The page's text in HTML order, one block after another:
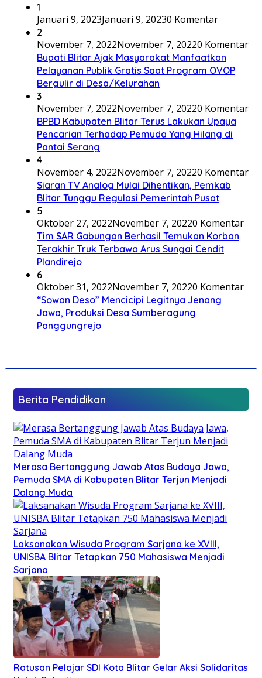
1
Januari 9, 2023Januari 9, 20230 Komentar
2
November 7, 2022November 7, 20220 Komentar
Bupati Blitar Ajak Masyarakat Manfaatkan
Pelayanan Publik Gratis Saat Program OVOP
Bergulir di Desa/Kelurahan
3
November 7, 2022November 7, 20220 Komentar
BPBD Kabupaten Blitar Terus Lakukan Upaya
Pencarian Terhadap Pemuda Yang Hilang di
Pantai Serang
4
November 4, 2022November 7, 20220 Komentar
Siaran TV Analog Mulai Dihentikan, Pemkab
Blitar Tunggu Regulasi Pemerintah Pusat
5
Oktober 27, 2022November 7, 20220 Komentar
Tim SAR Gabungan Berhasil Temukan Korban
Terakhir Truk Terbawa Arus Sungai Cendit
Plandirejo
6
Oktober 31, 2022November 7, 20220 Komentar
“Sowan Deso” Mencicipi Legitnya Jenang
Jawa, Produksi Desa Sumberagung
Panggungrejo
Berita Pendidikan
Merasa Bertanggung Jawab Atas Budaya Jawa,
Pemuda SMA di Kabupaten Blitar Terjun Menjadi
Dalang Muda
Laksanakan Wisuda Program Sarjana ke XVIII,
UNISBA Blitar Tetapkan 750 Mahasiswa Menjadi
Sarjana
Ratusan Pelajar SDI Kota Blitar Gelar Aksi Solidaritas